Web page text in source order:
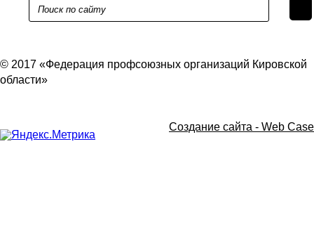
© 2017 «Федерация профсоюзных организаций Кировской
области»
Создание сайта - Web Case